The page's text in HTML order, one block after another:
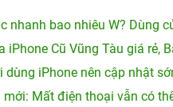
nhanh bao nhiêu W? Dùng
iPhone Cũ Vũng Tàu giá rẻ,
dùng iPhone nên cập nhật
Mất điện thoại vẫn có